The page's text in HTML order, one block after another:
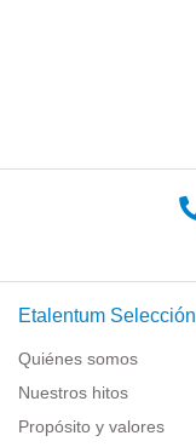
Etalentum Selección
Quiénes somos
Nuestros hitos
Propósito y valores